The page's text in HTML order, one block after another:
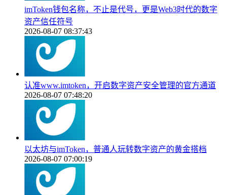
imToken钱包名称，不止是代号，更是Web3时代的数字
资产信任符号
2026-08-07 08:37:43
认准www.imtoken，开启数字资产安全管理的官方通道
2026-08-07 07:48:20
以太坊与imToken，普通人玩转数字资产的黄金搭档
2026-08-07 07:00:19